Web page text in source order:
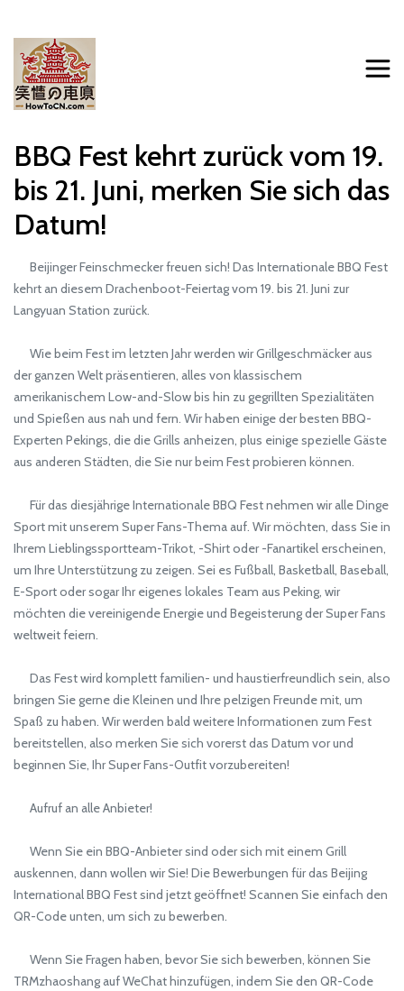
BBQ Fest kehrt zurück vom 19.
bis 21. Juni, merken Sie sich das
Datum!
Beijinger Feinschmecker freuen sich! Das Internationale BBQ Fest
kehrt an diesem Drachenboot-Feiertag vom 19. bis 21. Juni zur
Langyuan Station zurück.
Wie beim Fest im letzten Jahr werden wir Grillgeschmäcker aus
der ganzen Welt präsentieren, alles von klassischem
amerikanischem Low-and-Slow bis hin zu gegrillten Spezialitäten
und Spießen aus nah und fern. Wir haben einige der besten BBQ-
Experten Pekings, die die Grills anheizen, plus einige spezielle Gäste
aus anderen Städten, die Sie nur beim Fest probieren können.
Für das diesjährige Internationale BBQ Fest nehmen wir alle Dinge
Sport mit unserem Super Fans-Thema auf. Wir möchten, dass Sie in
Ihrem Lieblingssportteam-Trikot, -Shirt oder -Fanartikel erscheinen,
um Ihre Unterstützung zu zeigen. Sei es Fußball, Basketball, Baseball,
E-Sport oder sogar Ihr eigenes lokales Team aus Peking, wir
möchten die vereinigende Energie und Begeisterung der Super Fans
weltweit feiern.
Das Fest wird komplett familien- und haustierfreundlich sein, also
bringen Sie gerne die Kleinen und Ihre pelzigen Freunde mit, um
Spaß zu haben. Wir werden bald weitere Informationen zum Fest
bereitstellen, also merken Sie sich vorerst das Datum vor und
beginnen Sie, Ihr Super Fans-Outfit vorzubereiten!
Aufruf an alle Anbieter!
Wenn Sie ein BBQ-Anbieter sind oder sich mit einem Grill
auskennen, dann wollen wir Sie! Die Bewerbungen für das Beijing
International BBQ Fest sind jetzt geöffnet! Scannen Sie einfach den
QR-Code unten, um sich zu bewerben.
Wenn Sie Fragen haben, bevor Sie sich bewerben, können Sie
TRMzhaoshang auf WeChat hinzufügen, indem Sie den QR-Code